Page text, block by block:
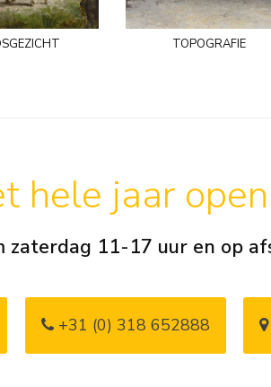
topografie
hele jaar open
zaterdag 11-17 uur en op
+31 (0) 318 652888